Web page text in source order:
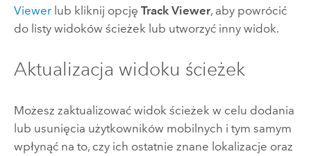
Viewerlub kliknij opcję Track Viewer, aby powrócić
do listy widoków ścieżek lub utworzyć inny widok.
Aktualizacja widoku ścieżek
Możesz zaktualizować widok ścieżek w celu dodania
lub usunięcia użytkowników mobilnych i tym samym
wpłynąć na to, czy ich ostatnie znane lokalizacje oraz